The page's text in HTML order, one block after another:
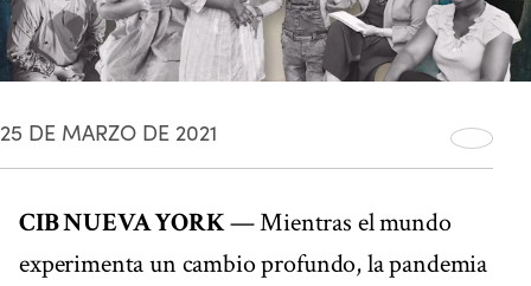
25 DE MARZO DE 2021
CIB NUEVA YORK— Mientras el mundo
experimenta un cambio profundo, la pandemia